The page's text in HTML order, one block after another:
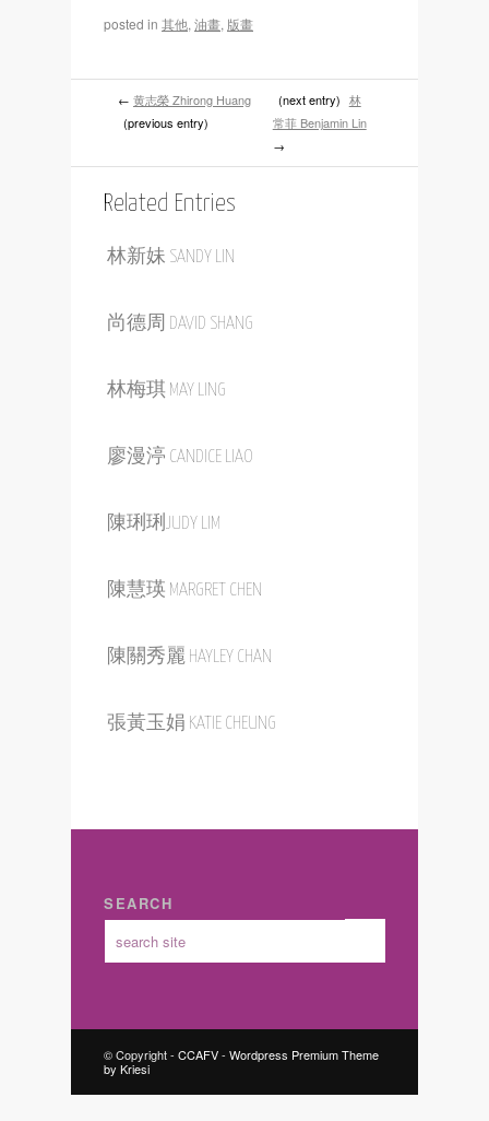
posted in 其他, 油畫, 版畫
← 黄志榮 Zhirong Huang
(previous entry)
(next entry) 林
常菲 Benjamin Lin
→
Related Entries
林新妹 SANDY LIN
尚德周 DAVID SHANG
林梅琪 MAY LING
廖漫渟 CANDICE LIAO
陳琍琍JUDY LIM
陳慧瑛 MARGRET CHEN
陳關秀麗 HAYLEY CHAN
張黃玉娟 KATIE CHEUNG
SEARCH
© Copyright - CCAFV- Wordpress Premium Theme
by Kriesi